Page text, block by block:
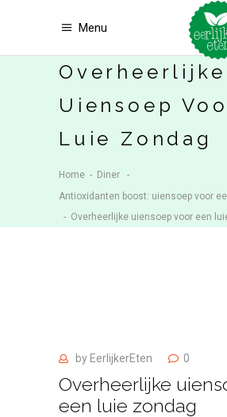
Menu
Overheerlijke
Uiensoep
Luie Zondag
Home - Diner
-
Antioxidanten boost: uiensoep voor
- Overheerlijke uiensoep voor een
by EerlijkerEten 0
Overheerlijke
een luie zondag